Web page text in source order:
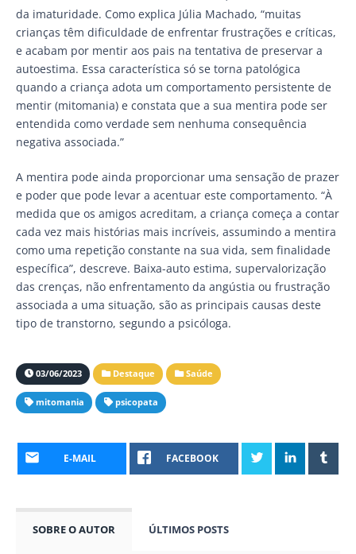
da imaturidade. Como explica Júlia Machado, “muitas
crianças têm dificuldade de enfrentar frustrações e críticas,
e acabam por mentir aos pais na tentativa de preservar a
autoestima. Essa característica só se torna patológica
quando a criança adota um comportamento persistente de
mentir (mitomania) e constata que a sua mentira pode ser
entendida como verdade sem nenhuma consequência
negativa associada.”
A mentira pode ainda proporcionar uma sensação de prazer
e poder que pode levar a acentuar este comportamento. “À
medida que os amigos acreditam, a criança começa a contar
cada vez mais histórias mais incríveis, assumindo a mentira
como uma repetição constante na sua vida, sem finalidade
específica”, descreve. Baixa-auto estima, supervalorização
das crenças, não enfrentamento da angústia ou frustração
associada a uma situação, são as principais causas deste
tipo de transtorno, segundo a psicóloga.
03/06/2023 Destaque Saúde
mitomania psicopata
E-MAIL FACEBOOK
SOBRE O AUTOR ÚLTIMOS POSTS